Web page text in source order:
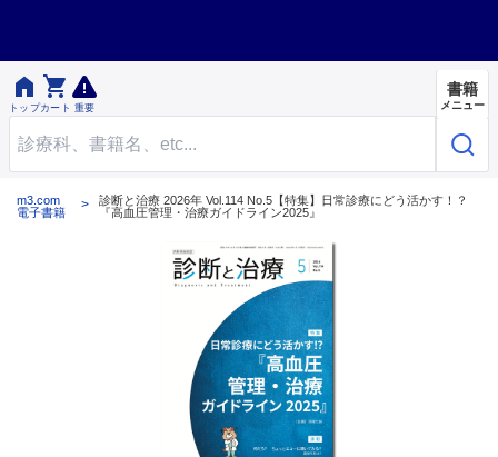

トップ

カート 重要
書籍
メニュー
m3.com
電子書籍
診断と治療 2026年 Vol.114 No.5【特集】日常診療にどう活かす！？
『高血圧管理・治療ガイドライン2025』